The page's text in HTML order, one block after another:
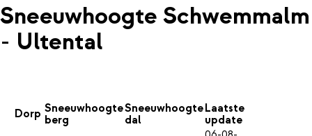
Sneeuwhoogte Schwemmalm
- Ultental
Dorp Sneeuwhoogte
berg
Sneeuwhoogte
dal
Laatste
update